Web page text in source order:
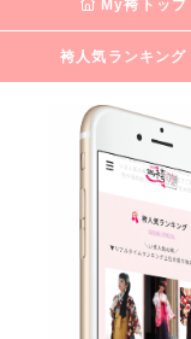
My袴トップ
袴人気ランキング